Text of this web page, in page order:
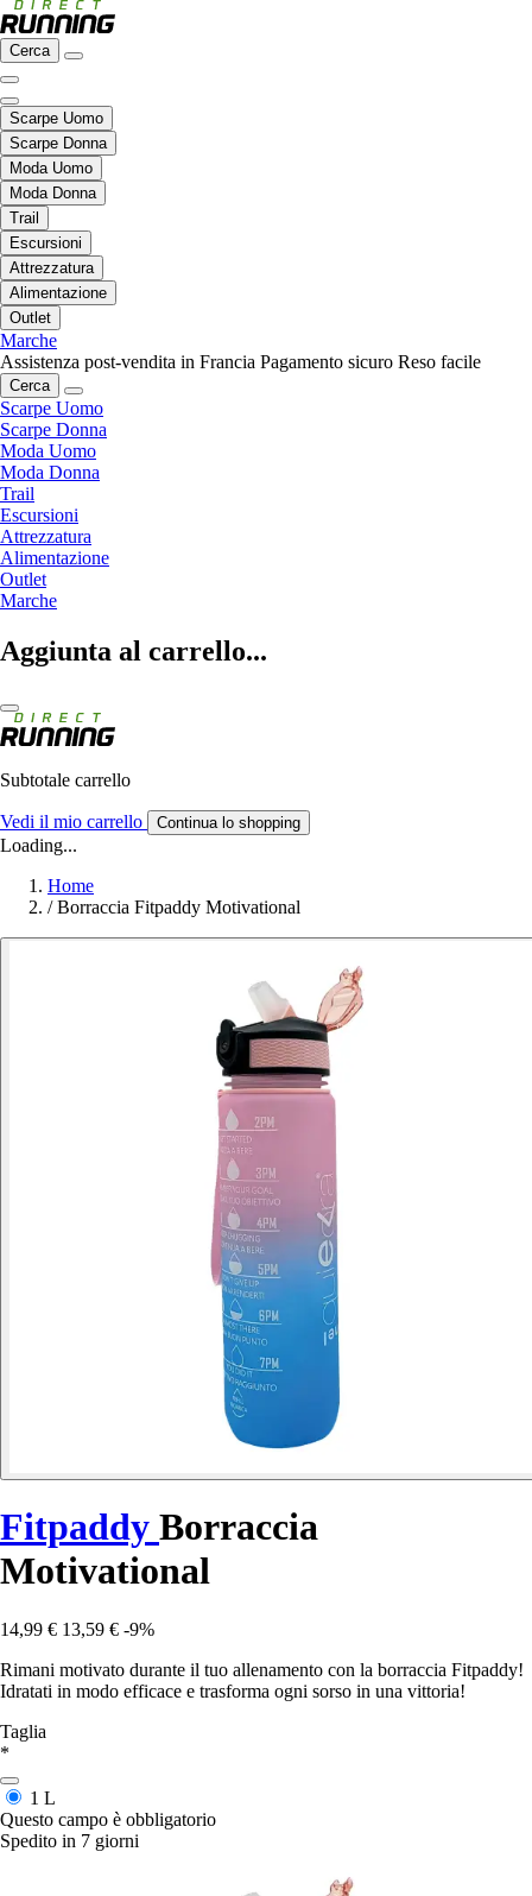
Cerca
Scarpe Uomo
Scarpe Donna
Moda Uomo
Moda Donna
Trail
Escursioni
Attrezzatura
Alimentazione
Outlet
Marche
Assistenza post-vendita in Francia Pagamento sicuro Reso facile
Cerca
Scarpe Uomo
Scarpe Donna
Moda Uomo
Moda Donna
Trail
Escursioni
Attrezzatura
Alimentazione
Outlet
Marche
Aggiunta al carrello...
Subtotale carrello
Vedi il mio carrello Continua lo shopping
Loading...
Home
/ Borraccia Fitpaddy Motivational
Fitpaddy Borraccia
Motivational
14,99 € 13,59 € -9%
Rimani motivato durante il tuo allenamento con la borraccia Fitpaddy!
Idratati in modo efficace e trasforma ogni sorso in una vittoria!
Taglia
*
1 L
Questo campo è obbligatorio
Spedito in 7 giorni